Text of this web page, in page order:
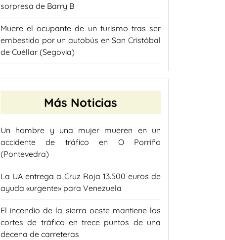
sorpresa de Barry B
Muere el ocupante de un turismo tras ser
embestido por un autobús en San Cristóbal
de Cuéllar (Segovia)
Más Noticias
Un hombre y una mujer mueren en un
accidente de tráfico en O Porriño
(Pontevedra)
La UA entrega a Cruz Roja 13.500 euros de
ayuda «urgente» para Venezuela
El incendio de la sierra oeste mantiene los
cortes de tráfico en trece puntos de una
decena de carreteras